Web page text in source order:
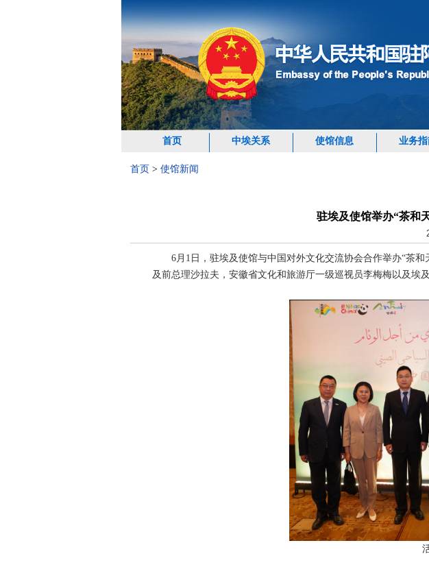
首页 中埃关系 使馆信息 业务指
首页 > 使馆新闻
驻埃及使馆举办“茶和
6月1日，驻埃及使馆与中国对外文化交流协会合作举办“茶
及前总理沙拉夫，安徽省文化和旅游厅一级巡视员李梅梅以及埃